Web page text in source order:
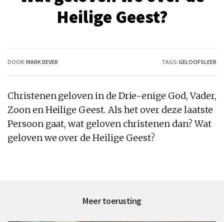
Heilige Geest?
DOOR: MARK DEVER TAGS: GELOOFSLEER
Christenen geloven in de Drie-enige God, Vader,
Zoon en Heilige Geest. Als het over deze laatste
Persoon gaat, wat geloven christenen dan? Wat
geloven we over de Heilige Geest?
Meer toerusting